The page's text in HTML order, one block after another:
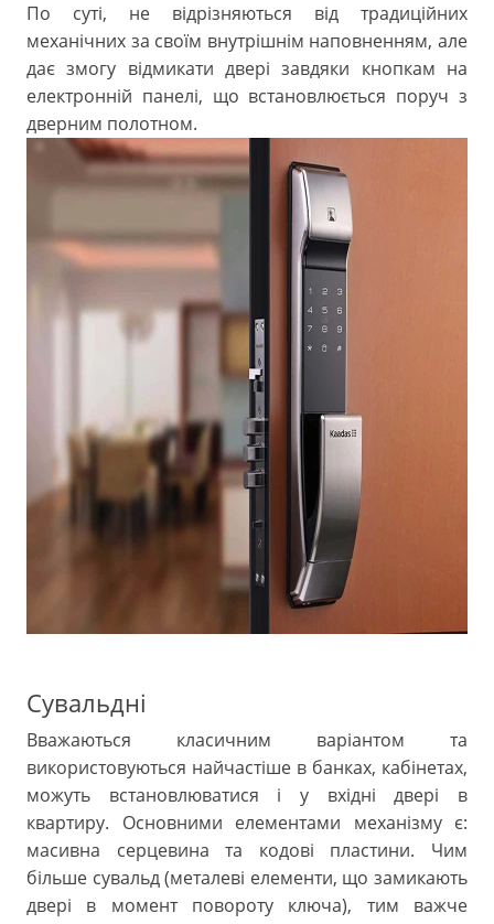
По суті, не відрізняються від традиційних
механічних за своїм внутрішнім наповненням, але
дає змогу відмикати двері завдяки кнопкам на
електронній панелі, що встановлюється поруч з
дверним полотном.
Сувальдні
Вважаються класичним варіантом та
використовуються найчастіше в банках, кабінетах,
можуть встановлюватися і у вхідні двері в
квартиру. Основними елементами механізму є:
масивна серцевина та кодові пластини. Чим
більше сувальд (металеві елементи, що замикають
двері в момент повороту ключа), тим важче